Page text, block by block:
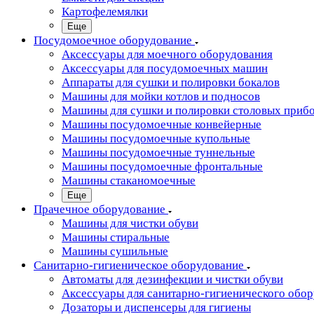
Картофелемялки
Еще
Посудомоечное оборудование
Аксессуары для моечного оборудования
Аксессуары для посудомоечных машин
Аппараты для сушки и полировки бокалов
Машины для мойки котлов и подносов
Машины для сушки и полировки столовых
Машины посудомоечные конвейерные
Машины посудомоечные купольные
Машины посудомоечные туннельные
Машины посудомоечные фронтальные
Машины стаканомоечные
Еще
Прачечное оборудование
Машины для чистки обуви
Машины стиральные
Машины сушильные
Санитарно-гигиеническое оборудование
Автоматы для дезинфекции и чистки обуви
Аксессуары для санитарно-гигиенического
Дозаторы и диспенсеры для гигиены